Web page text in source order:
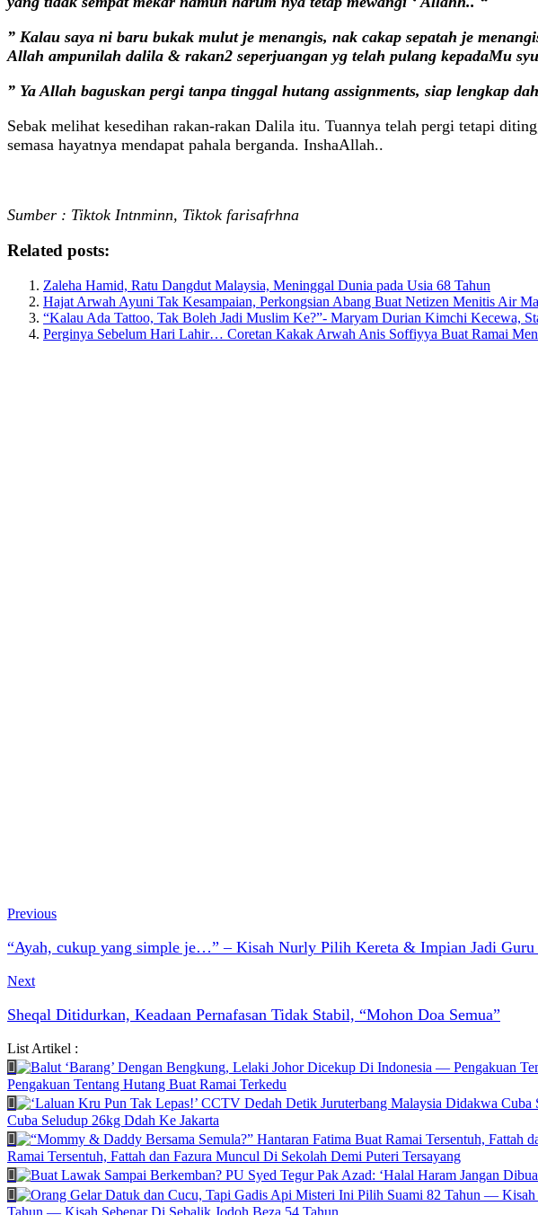
” Kalau saya ni baru bukak mulut je menangis, nak cakap sepatah je
Allah ampunilah dalila & rakan2 seperjuangan yg telah pulang kepadaMu
” Ya Allah baguskan pergi tanpa tinggal hutang assignments, siap lengkap
Sebak melihat kesedihan rakan-rakan Dalila itu. Tuannya telah pergi tetapi
semasa hayatnya mendapat pahala berganda. InshaAllah..
Sumber : Tiktok Intnminn, Tiktok farisafrhna
Related posts:
Zaleha Hamid, Ratu Dangdut Malaysia, Meninggal Dunia pada Usia 68 Tahun
Hajat Arwah Ayuni Tak Kesampaian, Perkongsian Abang Buat Netizen Menitis Air
“Kalau Ada Tattoo, Tak Boleh Jadi Muslim Ke?”- Maryam Durian Kimchi Kecewa,
Perginya Sebelum Hari Lahir… Coretan Kakak Arwah Anis Soffiyya Buat Ramai
Previous
“Ayah, cukup yang simple je…” – Kisah Nurly Pilih Kereta & Impian Jadi Guru
Next
Sheqal Ditidurkan, Keadaan Pernafasan Tidak Stabil, “Mohon Doa Semua”
List Artikel :
Pengakuan Tentang Hutang Buat Ramai Terkedu
Cuba Seludup 26kg Ddah Ke Jakarta
Ramai Tersentuh, Fattah dan Fazura Muncul Di Sekolah Demi Puteri Tersayang
Tahun — Kisah Sebenar Di Sebalik Jodoh Beza 54 Tahun